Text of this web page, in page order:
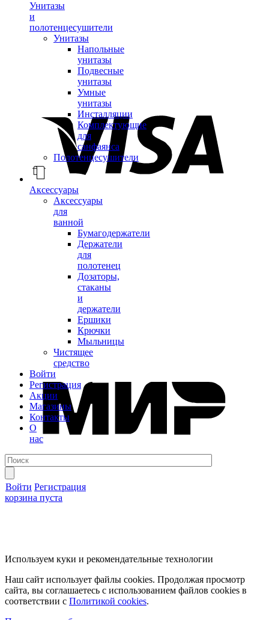
Унитазы
и
полотенцесушители
Унитазы
Напольные
унитазы
Подвесные
унитазы
Умные
унитазы
Инсталляции
Комплектующие
для
санфаянса
Полотенцесушители
Аксессуары
Аксессуары
для
ванной
Бумагодержатели
Держатели
для
полотенец
Дозаторы,
стаканы
и
держатели
Ершики
Крючки
Мыльницы
Чистящее
средство
Войти
Регистрация
Акции
Магазины
Контакты
О
нас
Войти Регистрация
корзина пуста
Используем куки и рекомендательные технологии
Наш сайт использует файлы cookies. Продолжая просмотр
сайта, вы соглашаетесь с использованием файлов cookies в
соответствии с Политикой cookies.